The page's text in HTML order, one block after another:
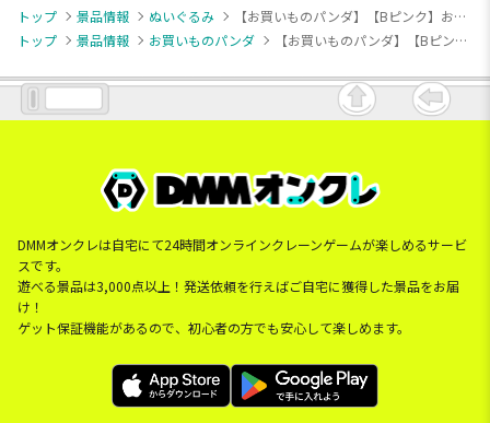
トップ 景品情報 ぬいぐるみ
【お買いものパンダ】【Bピンク】お買いものパンダ 小パンダぬいぐるみ～ぺんぎんコスチューム～
トップ
景品情報 お買いものパンダ 【お買いものパンダ】【Bピンク】お買いものパンダ 小パンダぬいぐるみ～ぺんぎんコスチューム～
DMMオンクレは自宅にて24時間オンラインクレーンゲームが楽しめるサービ
スです。
遊べる景品は3,000点以上！発送依頼を行えばご自宅に獲得した景品をお届
け！
ゲット保証機能があるので、初心者の方でも安心して楽しめます。